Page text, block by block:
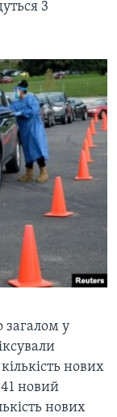
3
загалом у
нових
новий
нових